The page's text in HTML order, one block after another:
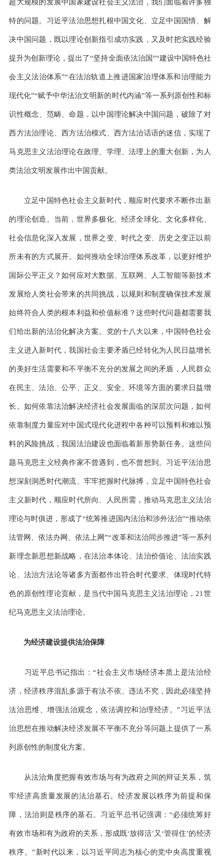
超大规模的发展中国家建设社会主义法治，我们面临着许多独
特的问题。习近平法治思想扎根中国文化、立足中国国情、解
决中国问题，既以理论创新指引成功实践，又及时把实践经验
提升为创新理论，提出了“坚持全面依法治国”“建设中国特色社
会主义法治体系”“在法治轨道上推进国家治理体系和治理能力
现代化”“赋予中华法治文明新的时代内涵”等一系列原创性和标
识性概念、范畴、命题，以中国理论解决中国问题，破除了对
西方法治理论、西方法治模式、西方法治话语的迷信，实现了
马克思主义法治理论在政理、学理、法理上的重大创新，为人
类法治文明发展作出中国贡献。
立足中国特色社会主义新时代，顺应时代要求不断作出新
的理论创造。当前，世界多极化、经济全球化、文化多样化、
社会信息化深入发展，世界之变、时代之变、历史之变正以前
所未有的方式展开。如何推动全球治理体系改革，以更好维护
国际公平正义？如何应对大数据、互联网、人工智能等新技术
发展给人类社会带来的共同挑战，以规则和制度确保技术发展
始终符合人类的根本利益和价值标准？这些时代问题都需要我
们给出新的法治化解决方案。党的十八大以来，中国特色社会
主义进入新时代，我国社会主要矛盾已经转化为人民日益增长
的美好生活需要和不平衡不充分的发展之间的矛盾，人民群众
在民主、法治、公平、正义、安全、环境等方面的要求日益增
长。如何依靠法治解决经济社会发展面临的深层次问题，如何
依靠制度力量应对中国式现代化进程中各种可以预料和难以预
料的风险挑战，我国法治建设也面临着新形势新任务。这些问
题马克思主义经典作家不曾遇到，也不曾想到。习近平法治思
想深刻洞悉时代潮流、牢牢把握时代脉搏，立足中国特色社会
主义新时代，顺应时代所向、人民所需，推动马克思主义法治
理论与时俱进，形成了“统筹推进国内法治和涉外法治”“推动依
法管网、依法办网、依法上网”“改革和法治同步推进”等一系列
新理念新思想新战略，在法治本体论、法治价值论、法治实践
论、法治方法论等诸多方面都作出符合时代要求、体现时代特
色的原创性理论贡献，是当代中国马克思主义法治理论，21世
纪马克思主义法治理论。
为经济建设提供法治保障
习近平总书记指出：“社会主义市场经济本质上是法治经
济，经济秩序混乱多源于有法不依、违法不究，因此必须坚持
法治思维、增强法治观念，依法调控和治理经济。”习近平法
治思想在推动解决经济发展不平衡不充分等问题上提供了一系
列原创性的制度化方案。
从法治角度把握有效市场与有为政府之间的辩证关系，筑
牢经济高质量发展的法治基石。经济发展以秩序为前提和保
障，法治则是秩序的基石。习近平总书记强调：“必须统筹好
有效市场和有为政府的关系，形成既‘放得活’又‘管得住’的经济
秩序。”新时代以来，以习近平同志为核心的党中央高度重视